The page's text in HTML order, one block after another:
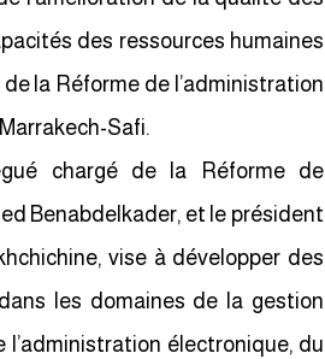
des ressources humaines
la Réforme de l’administration
Safi.
chargé de la Réforme de
Benabdelkader, et le président
vise à développer des
les domaines de la gestion
électronique, du